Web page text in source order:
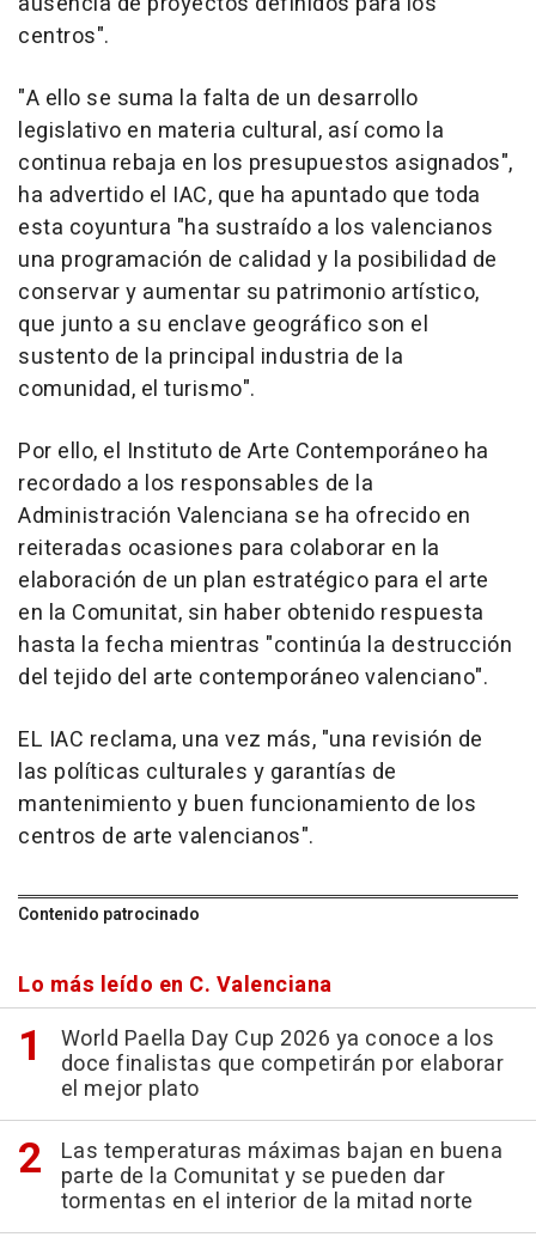
centros".
"A ello se suma la falta de un desarrollo
legislativo en materia cultural, así como la
continua rebaja en los presupuestos asignados",
ha advertido el IAC, que ha apuntado que toda
esta coyuntura "ha sustraído a los valencianos
una programación de calidad y la posibilidad de
conservar y aumentar su patrimonio artístico,
que junto a su enclave geográfico son el
sustento de la principal industria de la
comunidad, el turismo".
Por ello, el Instituto de Arte Contemporáneo ha
recordado a los responsables de la
Administración Valenciana se ha ofrecido en
reiteradas ocasiones para colaborar en la
elaboración de un plan estratégico para el arte
en la Comunitat, sin haber obtenido respuesta
hasta la fecha mientras "continúa la destrucción
del tejido del arte contemporáneo valenciano".
EL IAC reclama, una vez más, "una revisión de
las políticas culturales y garantías de
mantenimiento y buen funcionamiento de los
centros de arte valencianos".
Contenido patrocinado
Lo más leído en C. Valenciana
World Paella Day Cup 2026 ya conoce a los
doce finalistas que competirán por elaborar
el mejor plato
Las temperaturas máximas bajan en buena
parte de la Comunitat y se pueden dar
tormentas en el interior de la mitad norte